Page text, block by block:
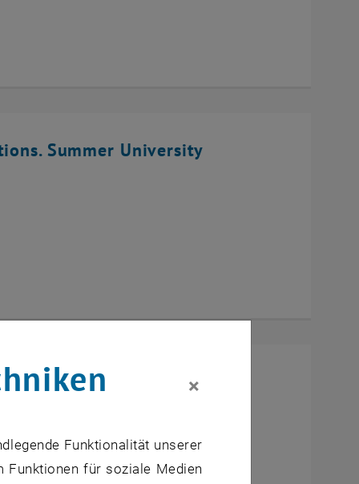
Summer University
×
Funktionalität unserer
Funktionen für soziale Medien